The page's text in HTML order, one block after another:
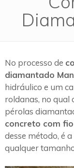
No processo de
diamantado
hidráulico e um
roldanas, no qual
pérolas
concreto com
desse método, é
qualquer